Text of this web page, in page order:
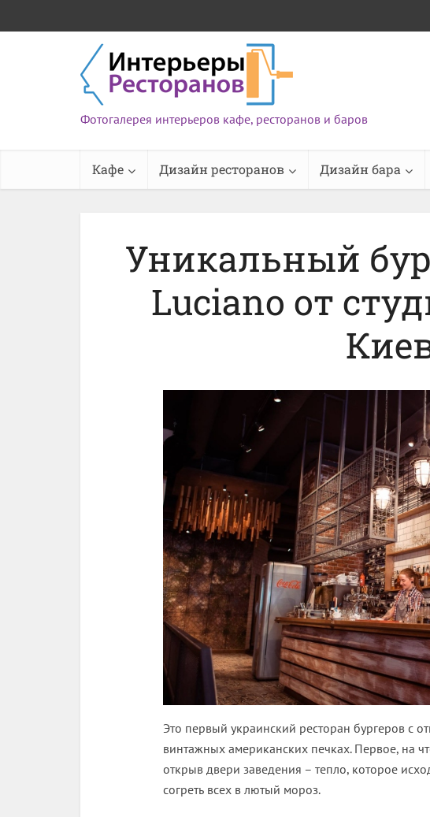
Фотогалерея интерьеров кафе, ресторанов и баров
Кафе Дизайн ресторанов Дизайн бара
Уникальный
Luciano от
Это первый украинский ресторан бургеров с
винтажных американских печках. Первое, на
открыв двери заведения – тепло, которое
согреть всех в лютый мороз.